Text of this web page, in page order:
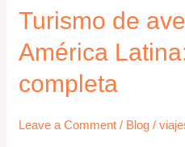
Turismo de
América
completa
Leave a Comment / Blog /